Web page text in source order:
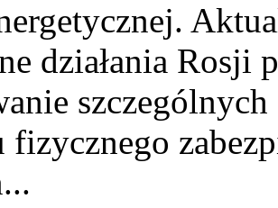
działania Rosji
fizycznego